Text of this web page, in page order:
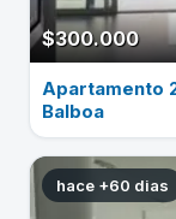
$300.000
Apartamento
Balboa
hace +60 dias